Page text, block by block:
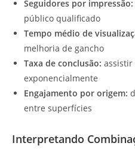
Seguidores por impressão:
público qualificado
Tempo médio de
melhoria de gancho
Taxa de conclusão:
exponencialmente
Engajamento por origem:
entre superfícies
Interpretando